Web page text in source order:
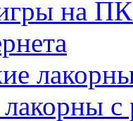
на
с